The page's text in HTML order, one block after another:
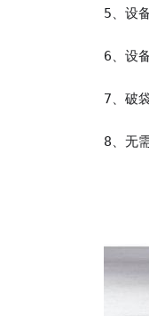
5、设
6、设
7、破
8、无